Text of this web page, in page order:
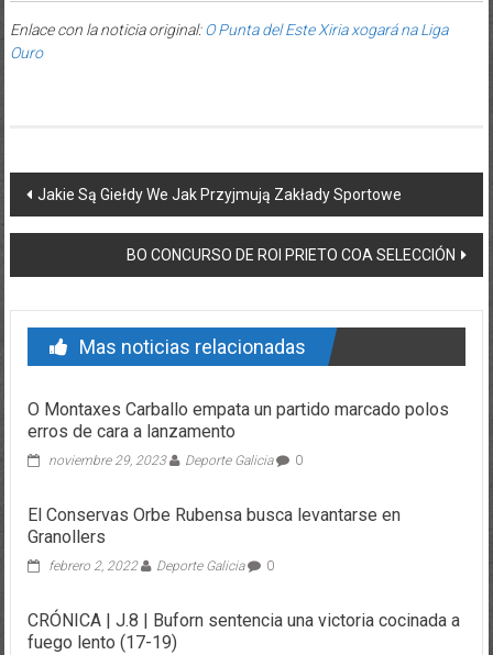
Enlace con la noticia original:O Punta del Este Xiria xogará na Liga
Ouro
Post navigation
Jakie Są Giełdy We Jak Przyjmują Zakłady Sportowe
BO CONCURSO DE ROI PRIETO COA SELECCIÓN
Mas noticias relacionadas
O Montaxes Carballo empata un partido marcado polos
erros de cara a lanzamento
noviembre 29, 2023 Deporte Galicia 0
El Conservas Orbe Rubensa busca levantarse en
Granollers
febrero 2, 2022 Deporte Galicia 0
CRÓNICA | J.8 | Buforn sentencia una victoria cocinada a
fuego lento (17-19)